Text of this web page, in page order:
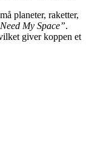
planeter, raketter,
My Space”.
giver koppen et